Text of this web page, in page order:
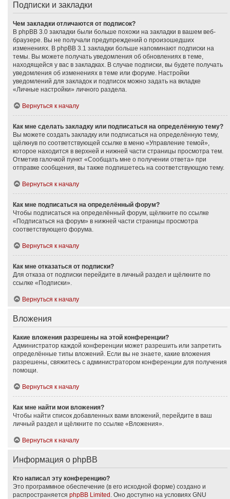
Подписки и закладки
Чем закладки отличаются от подписок?
В phpBB 3.0 закладки были больше похожи на закладки в вашем веб-
браузере. Вы не получали предупреждений о произошедших
изменениях. В phpBB 3.1 закладки больше напоминают подписки на
темы. Вы можете получать уведомления об обновлениях в теме,
находящейся у вас в закладках. В случае подписки, вы будете получать
уведомления об изменениях в теме или форуме. Настройки
уведомлений для закладок и подписок можно задать на вкладке
«Личные настройки» личного раздела.
Вернуться к началу
Как мне сделать закладку или подписаться на определённую тему?
Вы можете создать закладку или подписаться на определённую тему,
щёлкнув по соответствующей ссылке в меню «Управление темой»,
которое находится в верхней и нижней части страницы просмотра тем.
Отметив галочкой пункт «Сообщать мне о получении ответа» при
отправке сообщения, вы также подпишетесь на соответствующую тему.
Вернуться к началу
Как мне подписаться на определённый форум?
Чтобы подписаться на определённый форум, щёлкните по ссылке
«Подписаться на форум» в нижней части страницы просмотра
соответствующего форума.
Вернуться к началу
Как мне отказаться от подписки?
Для отказа от подписки перейдите в личный раздел и щёлкните по
ссылке «Подписки».
Вернуться к началу
Вложения
Какие вложения разрешены на этой конференции?
Администратор каждой конференции может разрешить или запретить
определённые типы вложений. Если вы не знаете, какие вложения
разрешены, свяжитесь с администратором конференции для получения
помощи.
Вернуться к началу
Как мне найти мои вложения?
Чтобы найти список добавленных вами вложений, перейдите в ваш
личный раздел и щёлкните по ссылке «Вложения».
Вернуться к началу
Информация о phpBB
Кто написал эту конференцию?
Это программное обеспечение (в его исходной форме) создано и
распространяется phpBB Limited . Оно доступно на условиях GNU